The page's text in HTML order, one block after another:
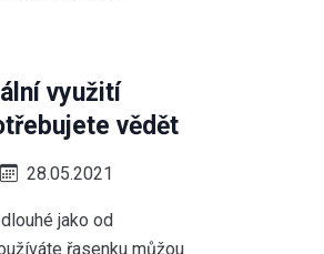
využití
vědět
28.05.2021
jako od
řasenku můžou